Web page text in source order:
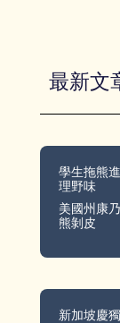
最新文
學生拖熊
理野味
美國州康
熊剝皮
新加坡慶